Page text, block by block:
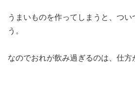
うまいものを作ってしまうと、つい
う。
なのでおれが飲み過ぎるのは、仕方